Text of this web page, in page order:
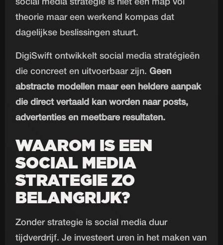
social media strategie is niet een map vol
theorie maar een werkend kompas dat
dagelijkse beslissingen stuurt.
DigiSwift ontwikkelt social media stratégieën
die concreet en uitvoerbaar zijn.Geen
abstracte modellen maar een heldere aanpak
die direct vertaald kan worden naar posts,
advertenties en meetbare resultaten.
WAAROM IS EEN
SOCIAL MEDIA
STRATEGIE ZO
BELANGRIJK?
Zonder strategie is social media duur
tijdverdrijf. Je investeert uren in het maken van